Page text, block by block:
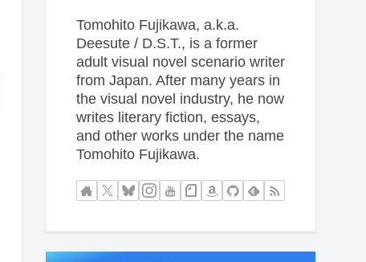
Tomohito Fujikawa, a.k.a.
Deesute / D.S.T., is a former
adult visual novel scenario writer
from Japan. After many years in
the visual novel industry, he now
writes literary fiction, essays,
and other works under the name
Tomohito Fujikawa.